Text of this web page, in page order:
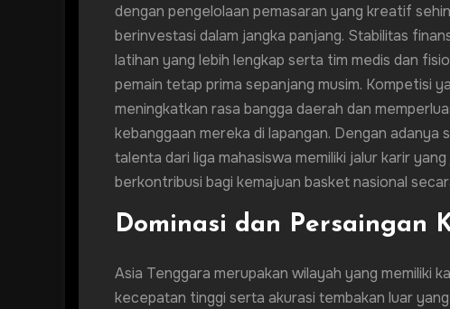
dengan pengelolaan pemasaran yang kreatif
berinvestasi dalam jangka panjang. Stabilitas
latihan yang lebih lengkap serta tim medis dan
pemain tetap prima sepanjang musim. Kompetisi
meningkatkan rasa bangga daerah dan
kebanggaan mereka di lapangan. Dengan
talenta dari liga mahasiswa memiliki jalur karir
berkontribusi bagi kemajuan basket nasional
Dominasi dan Persaingan
Asia Tenggara merupakan wilayah yang memiliki
kecepatan tinggi serta akurasi tembakan luar